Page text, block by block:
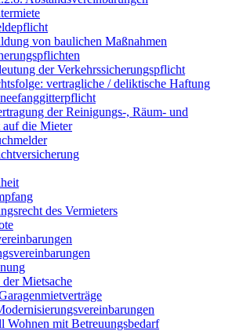
von baulichen Maßnahmen
der Verkehrssicherungspflicht
vertragliche / deliktische Haftung
der Reinigungs-, Räum- und
auf die Mieter
des Vermieters
Mietsache
mit Betreuungsbedarf